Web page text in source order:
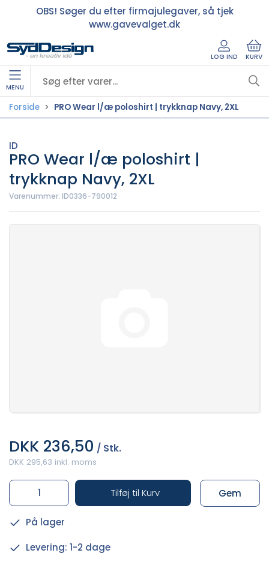
OBS! Søger du efter firmajulegaver, så tjek
www.gavevalget.dk
LOG IND KURV
MENU
Forside PRO Wear l/æ poloshirt | trykknap Navy, 2XL
ID
PRO Wear l/æ poloshirt |
trykknap Navy, 2XL
Varenummer: ID0336-790012
DKK 236,50 / Stk.
DKK 295,63 inkl. moms
Tilføj til Kurv Gem
På lager
Levering: 1-2 dage